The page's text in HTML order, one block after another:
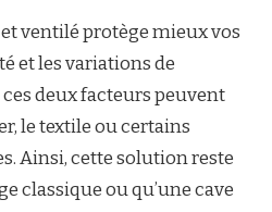
ventilé protège mieux vos
et les variations de
deux facteurs peuvent
le textile ou certains
Ainsi, cette solution reste
classique ou qu’une cave